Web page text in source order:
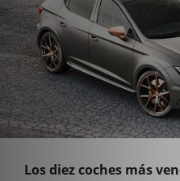
Los diez coches más